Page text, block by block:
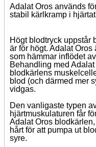
Adalat Oros används
stabil kärlkramp i
Högt blodtryck uppstår
är för högt. Adalat Oros
som hämmar inflödet
Behandling med
blodkärlens
blod (och därmed mer
vidgas.
Den vanligaste typen
hjärtmuskulaturen får
Adalat Oros
hårt för att pumpa ut
syre.